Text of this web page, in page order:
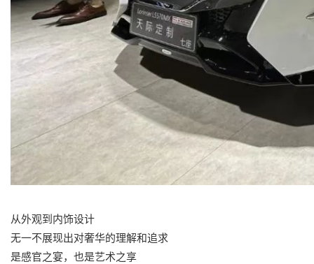
从外观到内饰设计
无一不展现出对奢华的理解和追求
是感官之宴，也是艺术之享